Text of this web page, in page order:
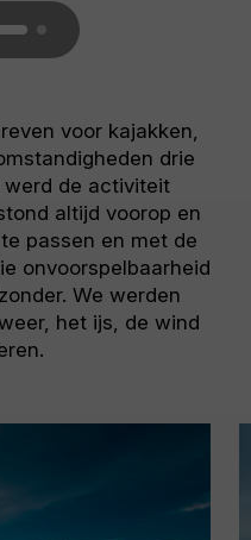
voor kajakken,
drie
de activiteit
altijd voorop en
passen en met de
onvoorspelbaarheid
We werden
het ijs, de wind